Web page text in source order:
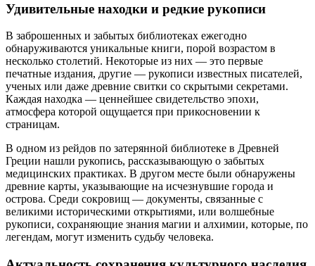
Удивительные находки и редкие рукописи
В заброшенных и забытых библиотеках ежегодно
обнаруживаются уникальные книги, порой возрастом в
несколько столетий. Некоторые из них — это первые
печатные издания, другие — рукописи известных писателей,
ученых или даже древние свитки со скрытыми секретами.
Каждая находка — ценнейшее свидетельство эпохи,
атмосфера которой ощущается при прикосновении к
страницам.
В одном из рейдов по затерянной библиотеке в Древней
Греции нашли рукопись, рассказывающую о забытых
медицинских практиках. В другом месте были обнаружены
древние карты, указывающие на исчезнувшие города и
острова. Среди сокровищ — документы, связанные с
великими историческими открытиями, или волшебные
рукописи, сохраняющие знания магии и алхимии, которые, по
легендам, могут изменить судьбу человека.